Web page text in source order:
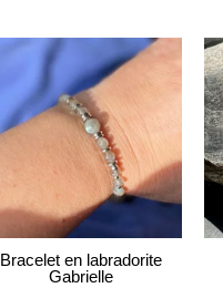
Bracelet en labradorite
Gabrielle